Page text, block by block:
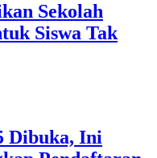
Sekolah
Siswa Tak
Dibuka, Ini